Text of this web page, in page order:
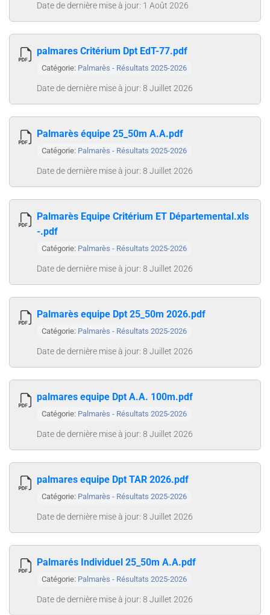
Date de dernière mise à jour: 1 Août 2026
palmares Critérium Dpt EdT-77.pdf
Catégorie: Palmarès - Résultats 2025-2026
Date de dernière mise à jour: 8 Juillet 2026
Palmarès équipe 25_50m A.A.pdf
Catégorie: Palmarès - Résultats 2025-2026
Date de dernière mise à jour: 8 Juillet 2026
Palmarès Equipe Critérium ET Départemental.xls
-.pdf
Catégorie: Palmarès - Résultats 2025-2026
Date de dernière mise à jour: 8 Juillet 2026
Palmarès equipe Dpt 25_50m 2026.pdf
Catégorie: Palmarès - Résultats 2025-2026
Date de dernière mise à jour: 8 Juillet 2026
palmares equipe Dpt A.A. 100m.pdf
Catégorie: Palmarès - Résultats 2025-2026
Date de dernière mise à jour: 8 Juillet 2026
palmares equipe Dpt TAR 2026.pdf
Catégorie: Palmarès - Résultats 2025-2026
Date de dernière mise à jour: 8 Juillet 2026
Palmarés Individuel 25_50m A.A.pdf
Catégorie: Palmarès - Résultats 2025-2026
Date de dernière mise à jour: 8 Juillet 2026